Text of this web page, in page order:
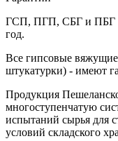
ГСП, ПГП, СБГ и ПБГ -
год.
Все гипсовые
штукатурки) - имеют
Продукция
многоступенчатую
испытаний сырья для
условий складского